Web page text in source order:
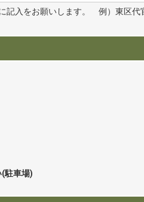
記入をお願いします。 例）東区代
駐車場)